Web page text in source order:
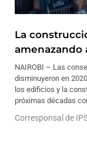
La
amenazando
NAIROBI – Las
disminuyeron en
los edificios y la
próximas décadas
Corresponsal de